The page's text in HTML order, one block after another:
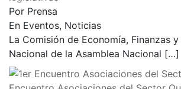
Por Prensa
En Eventos, Noticias
La Comisión de Economía, Finanzas
Nacional de la Asamblea Nacional […]